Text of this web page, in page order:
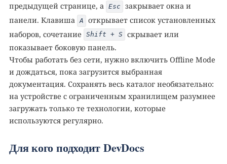
предыдущей странице, а
Esc
закрывает окна и
панели. Клавиша
A
открывает список установленных
наборов, сочетание
Shift + S скрывает или
показывает боковую панель.
Чтобы работать без сети, нужно включить Offline Mode
и дождаться, пока загрузится выбранная
документация. Сохранять весь каталог необязательно:
на устройстве с ограниченным хранилищем разумнее
загружать только те технологии, которые
используются регулярно.
Для кого подходит DevDocs